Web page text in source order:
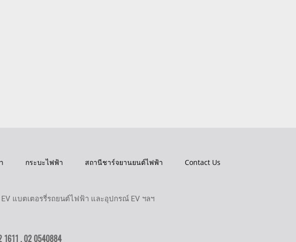
กระบะไฟฟ้า สถานีชาร์จยานยนต์ไฟฟ้า
Contact Us
แบตเตอรรี่รถยนต์ไฟฟ้า และอุปกรณ์ EV ฯลฯ
1611 ,02 0540884